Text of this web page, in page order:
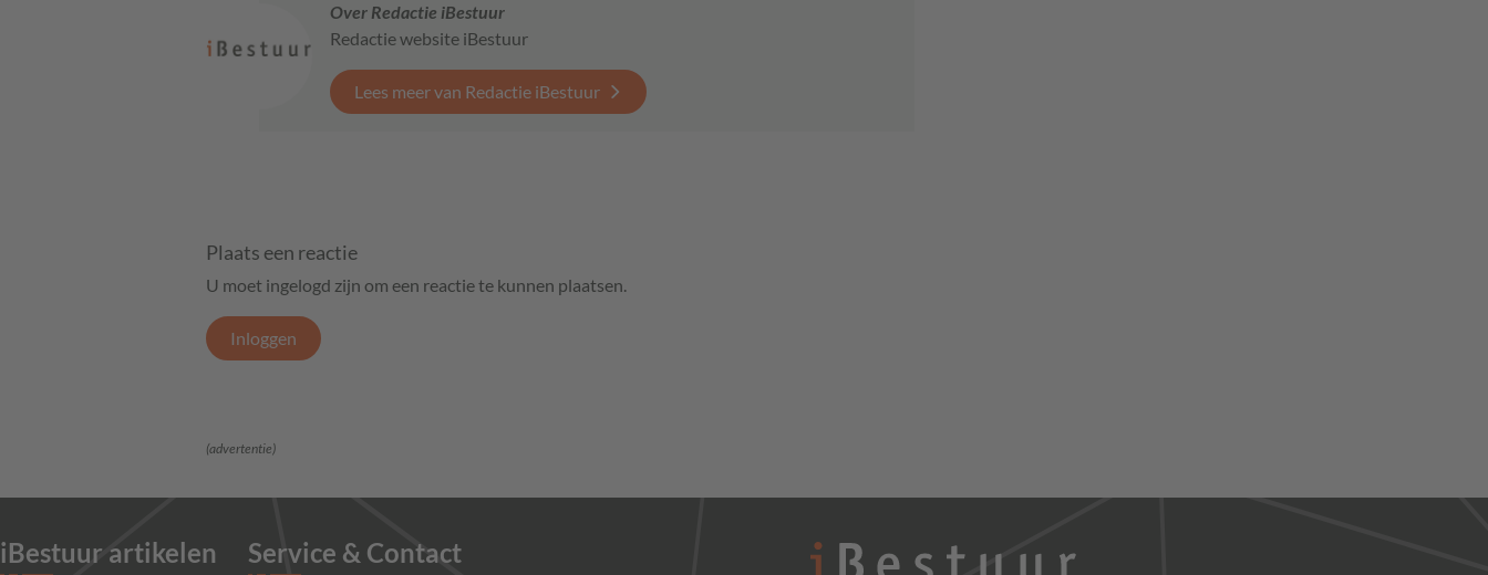
Over Redactie iBestuur
Redactie website iBestuur
Lees meer van Redactie iBestuur
Plaats een reactie
U moet ingelogd zijn om een reactie te kunnen plaatsen.
Inloggen
(advertentie)
iBestuur artikelen Service & Contact